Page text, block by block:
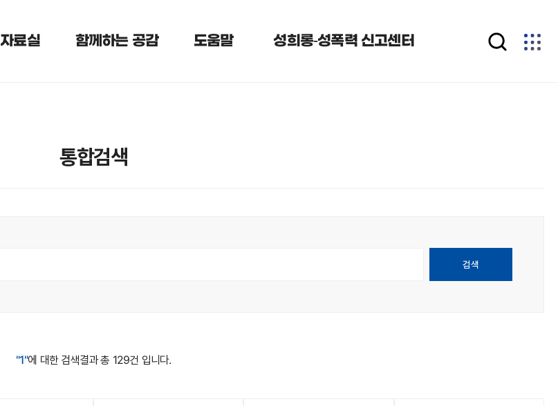
자료실 함께하는 공감 도움말 성희롱-성폭력 신고센터
통합검색
검색
"1"에 대한 검색결과 총 129건 입니다.